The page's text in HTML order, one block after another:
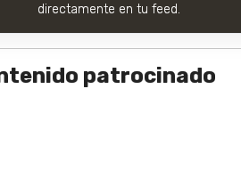
directamente en tu feed.
patrocinado